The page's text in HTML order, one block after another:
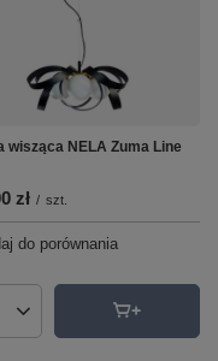
wisząca NELA Zuma Line
zł / szt.
do porównania
produktów